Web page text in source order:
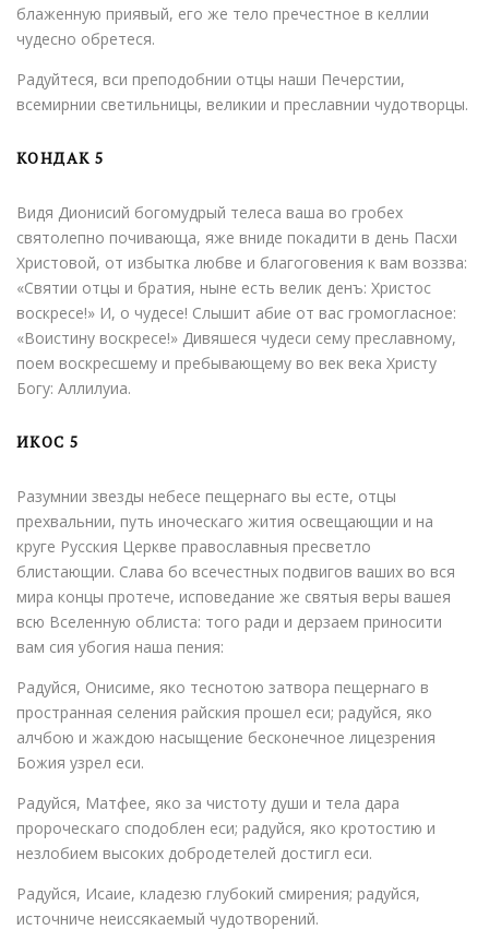
блаженную приявый, его же тело пречестное в келлии
чудесно обретеся.
Радуйтеся, вси преподобнии отцы наши Печерстии,
всемирнии светильницы, великии и преславнии чудотворцы.
КОНДАК 5
Видя Дионисий богомудрый телеса ваша во гробех
святолепно почивающа, яже вниде покадити в день Пасхи
Христовой, от избытка любве и благоговения к вам воззва:
«Святии отцы и братия, ныне есть велик денъ: Христос
воскресе!» И, о чудесе! Слышит абие от вас громогласное:
«Воистину воскресе!» Дивяшеся чудеси сему преславному,
поем воскресшему и пребывающему во век века Христу
Богу: Аллилуиа.
ИКОС 5
Разумнии звезды небесе пещернаго вы есте, отцы
прехвальнии, путь иноческаго жития освещающии и на
круге Русския Церкве православныя пресветло
блистающии. Слава бо всечестных подвигов ваших во вся
мира концы протече, исповедание же святыя веры вашея
всю Вселенную облиста: того ради и дерзаем приносити
вам сия убогия наша пения:
Радуйся, Онисиме, яко теснотою затвора пещернаго в
пространная селения райския прошел еси; радуйся, яко
алчбою и жаждою насыщение бесконечное лицезрения
Божия узрел еси.
Радуйся, Матфее, яко за чистоту души и тела дара
пророческаго сподоблен еси; радуйся, яко кротостию и
незлобием высоких добродетелей достигл еси.
Радуйся, Исаие, кладезю глубокий смирения; радуйся,
источниче неиссякаемый чудотворений.